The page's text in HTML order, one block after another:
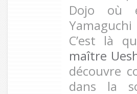
Dojo où
C’est là
maître
découvre
dans la